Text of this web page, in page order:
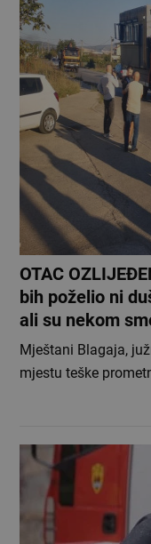
OTAC
bih poželio ni
ali su nekom
Mještani Blagaja,
mjestu teške